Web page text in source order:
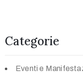
Categorie
Eventi e